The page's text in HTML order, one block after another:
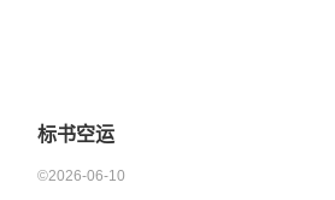
标书空运
©2026-06-10